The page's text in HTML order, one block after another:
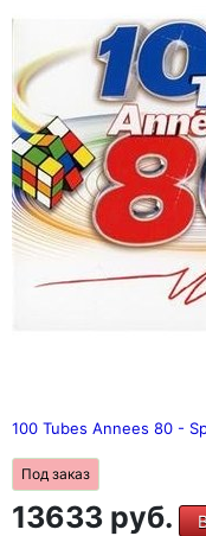
100 Tubes Annees 80 -
Под заказ
13633 руб.